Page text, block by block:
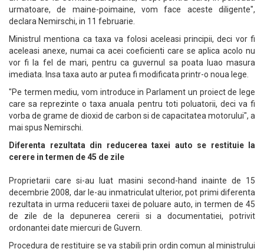
urmatoare, de maine-poimaine, vom face aceste diligente",
declara Nemirschi, in 11 februarie.
Ministrul mentiona ca taxa va folosi aceleasi principii, deci vor fi
aceleasi anexe, numai ca acei coeficienti care se aplica acolo nu
vor fi la fel de mari, pentru ca guvernul sa poata luao masura
imediata. Insa taxa auto ar putea fi modificata printr-o noua lege.
"Pe termen mediu, vom introduce in Parlament un proiect de lege
care sa reprezinte o taxa anuala pentru toti poluatorii, deci va fi
vorba de grame de dioxid de carbon si de capacitatea motorului", a
mai spus Nemirschi.
Diferenta rezultata din reducerea taxei auto se restituie la
cerere in termen de 45 de zile
Proprietarii care si-au luat masini second-hand inainte de 15
decembrie 2008, dar le-au inmatriculat ulterior, pot primi diferenta
rezultata in urma reducerii taxei de poluare auto, in termen de 45
de zile de la depunerea cererii si a documentatiei, potrivit
ordonantei date miercuri de Guvern.
Procedura de restituire se va stabili prin ordin comun al ministrului